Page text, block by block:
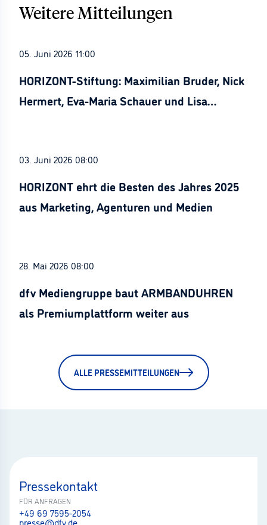
Weitere Mitteilungen
05. Juni 2026 11:00
HORIZONT-Stiftung: Maximilian Bruder, Nick
Hermert, Eva-Maria Schauer und Lisa
03. Juni 2026 08:00
HORIZONT ehrt die Besten des Jahres 2025
aus Marketing, Agenturen und Medien
28. Mai 2026 08:00
dfv Mediengruppe baut ARMBANDUHREN
als Premiumplattform weiter aus
ALLE PRESSEMITTEILUNGEN
Pressekontakt
FÜR ANFRAGEN
+49 69 7595-2054
presse@dfv.de